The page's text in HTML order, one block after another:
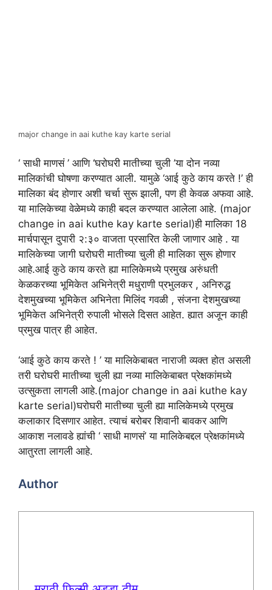
major change in aai kuthe kay karte serial
‘ साधी माणसं ’ आणि ‘घरोघरी मातीच्या चुली ’या दोन नव्या
मालिकांची घोषणा करण्यात आली. यामुळे ‘आई कुठे काय करते !’ ही
मालिका बंद होणार अशी चर्चा सुरू झाली, पण ही केवळ अफवा आहे.
या मालिकेच्या वेळेमध्ये काही बदल करण्यात आलेला आहे. (major
change in aai kuthe kay karte serial)ही मालिका 18
मार्चपासून दुपारी २:३० वाजता प्रसारित केली जाणार आहे . या
मालिकेच्या जागी घरोघरी मातीच्या चुली ही मालिका सुरू होणार
आहे.आई कुठे काय करते ह्या मालिकेमध्ये प्रमुख अरुंधती
केळकरच्या भूमिकेत अभिनेत्री मधुराणी प्रभुलकर , अनिरुद्ध
देशमुखच्या भूमिकेत अभिनेता मिलिंद गवळी , संजना देशमुखच्या
भूमिकेत अभिनेत्री रुपाली भोसले दिसत आहेत. ह्यात अजून काही
प्रमुख पात्र ही आहेत.
‘आई कुठे काय करते ! ’ या मालिकेबाबत नाराजी व्यक्त होत असली
तरी घरोघरी मातीच्या चुली ह्या नव्या मालिकेबाबत प्रेक्षकांमध्ये
उत्सुकता लागली आहे.(major change in aai kuthe kay
karte serial)घरोघरी मातीच्या चुली ह्या मालिकेमध्ये प्रमुख
कलाकार दिसणार आहेत. त्याचं बरोबर शिवानी बावकर आणि
आकाश नलावडे ह्यांची ‘ साधी माणसं’ या मालिकेबद्दल प्रेक्षकांमध्ये
आतुरता लागली आहे.
Author